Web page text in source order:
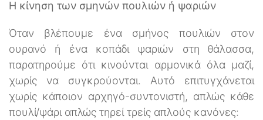
Η κίνηση των σμηνών πουλιών ή ψαριών
Όταν βλέπουμε ένα σμήνος πουλιών στον
ουρανό ή ένα κοπάδι ψαριών στη θάλασσα,
παρατηρούμε ότι κινούνται αρμονικά όλα μαζί,
χωρίς να συγκρούονται. Αυτό επιτυγχάνεται
χωρίς κάποιον αρχηγό-συντονιστή, απλώς κάθε
πουλί/ψάρι απλώς τηρεί τρείς απλούς κανόνες: